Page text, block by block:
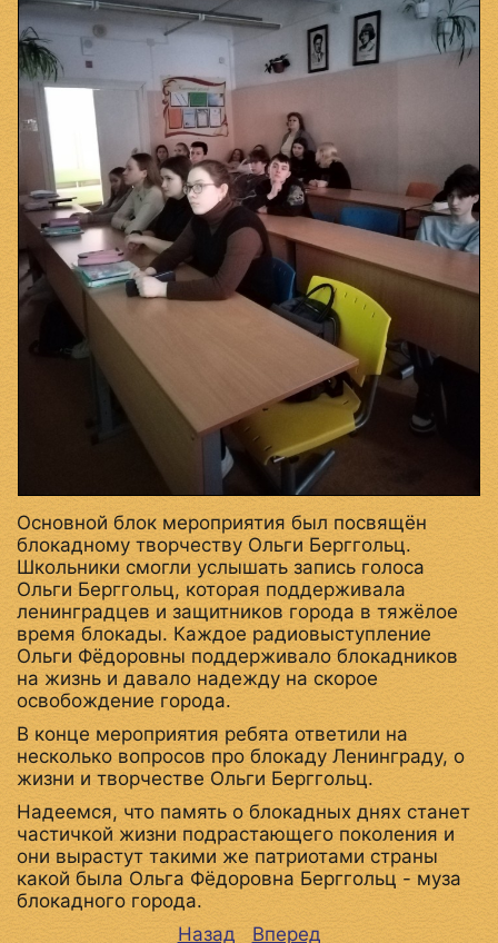
Основной блок мероприятия был посвящён
блокадному творчеству Ольги Берггольц.
Школьники смогли услышать запись голоса
Ольги Берггольц, которая поддерживала
ленинградцев и защитников города в тяжёлое
время блокады. Каждое радиовыступление
Ольги Фёдоровны поддерживало блокадников
на жизнь и давало надежду на скорое
освобождение города.
В конце мероприятия ребята ответили на
несколько вопросов про блокаду Ленинграду, о
жизни и творчестве Ольги Берггольц.
Надеемся, что память о блокадных днях станет
частичкой жизни подрастающего поколения и
они вырастут такими же патриотами страны
какой была Ольга Фёдоровна Берггольц - муза
блокадного города.
Назад
Вперед